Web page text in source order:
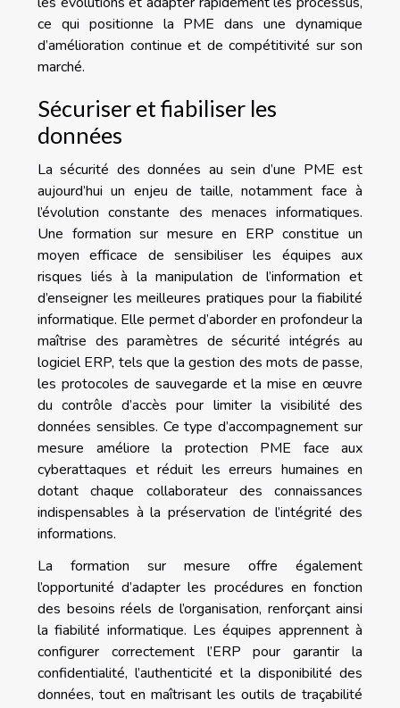
ce qui positionne la PME dans une dynamique
d’amélioration continue et de compétitivité sur son
marché.
Sécuriser et fiabiliser les
données
La sécurité des données au sein d’une PME est
aujourd’hui un enjeu de taille, notamment face à
l’évolution constante des menaces informatiques.
Une formation sur mesure en ERP constitue un
moyen efficace de sensibiliser les équipes aux
risques liés à la manipulation de l’information et
d’enseigner les meilleures pratiques pour la fiabilité
informatique. Elle permet d’aborder en profondeur la
maîtrise des paramètres de sécurité intégrés au
logiciel ERP, tels que la gestion des mots de passe,
les protocoles de sauvegarde et la mise en œuvre
du contrôle d’accès pour limiter la visibilité des
données sensibles. Ce type d’accompagnement sur
mesure améliore la protection PME face aux
cyberattaques et réduit les erreurs humaines en
dotant chaque collaborateur des connaissances
indispensables à la préservation de l’intégrité des
informations.
La formation sur mesure offre également
l’opportunité d’adapter les procédures en fonction
des besoins réels de l’organisation, renforçant ainsi
la fiabilité informatique. Les équipes apprennent à
configurer correctement l’ERP pour garantir la
confidentialité, l’authenticité et la disponibilité des
données, tout en maîtrisant les outils de traçabilité